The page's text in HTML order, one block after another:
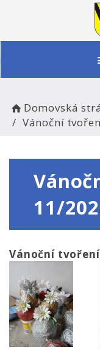
Domovská
Vánoční
11/
Vánoční